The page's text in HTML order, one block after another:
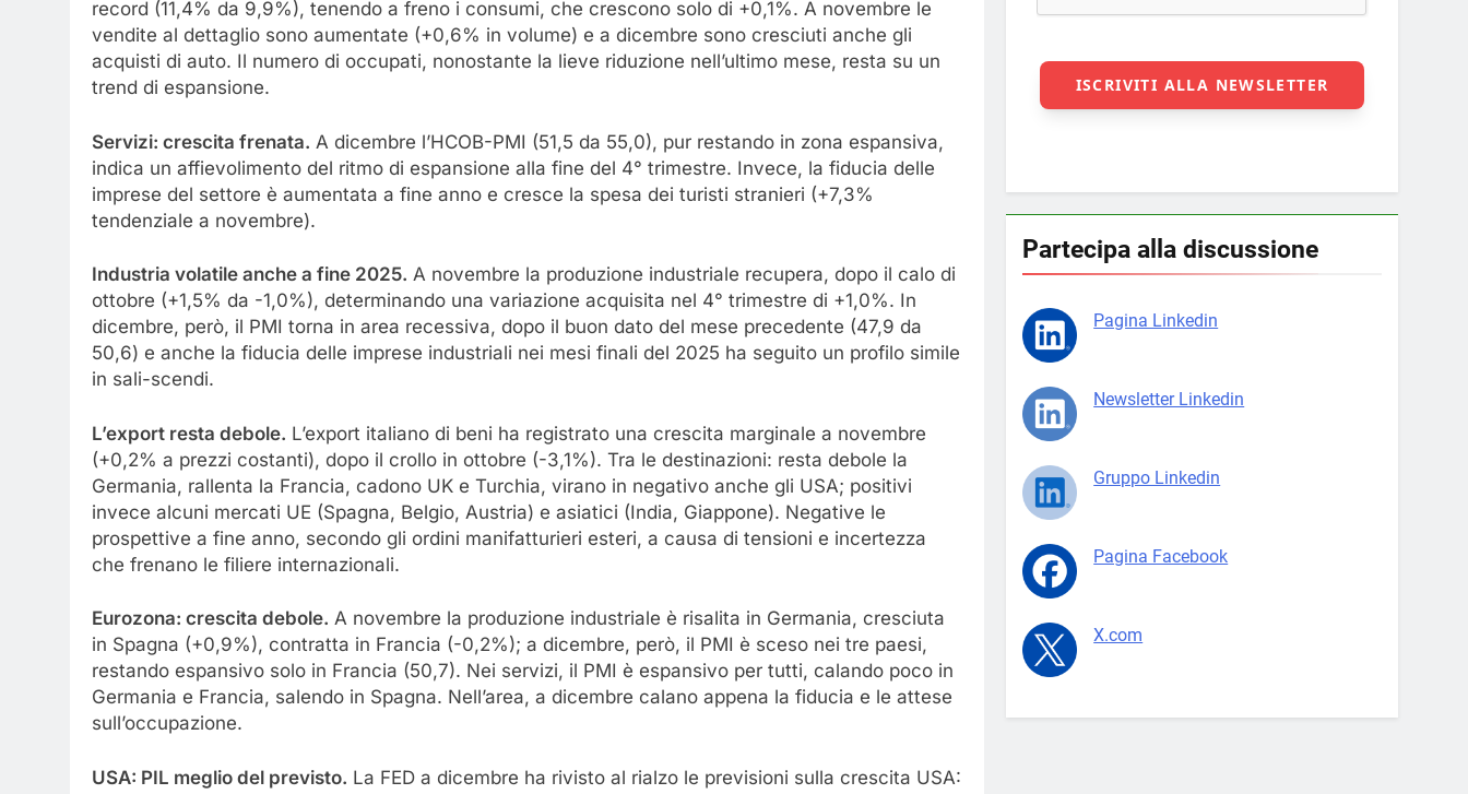
record (11,4% da 9,9%), tenendo a freno i consumi, che crescono solo di +0,1%. A novembre le
vendite al dettaglio sono aumentate (+0,6% in volume) e a dicembre sono cresciuti anche gli
acquisti di auto. Il numero di occupati, nonostante la lieve riduzione nell’ultimo mese, resta su un
trend di espansione.
Servizi: crescita frenata. A dicembre l’HCOB-PMI (51,5 da 55,0), pur restando in zona espansiva,
indica un affievolimento del ritmo di espansione alla fine del 4° trimestre. Invece, la fiducia delle
imprese del settore è aumentata a fine anno e cresce la spesa dei turisti stranieri (+7,3%
tendenziale a novembre).
Industria volatile anche a fine 2025. A novembre la produzione industriale recupera, dopo il calo di
ottobre (+1,5% da -1,0%), determinando una variazione acquisita nel 4° trimestre di +1,0%. In
dicembre, però, il PMI torna in area recessiva, dopo il buon dato del mese precedente (47,9 da
50,6) e anche la fiducia delle imprese industriali nei mesi finali del 2025 ha seguito un profilo simile
in sali-scendi.
L’export resta debole. L’export italiano di beni ha registrato una crescita marginale a novembre
(+0,2% a prezzi costanti), dopo il crollo in ottobre (-3,1%). Tra le destinazioni: resta debole la
Germania, rallenta la Francia, cadono UK e Turchia, virano in negativo anche gli USA; positivi
invece alcuni mercati UE (Spagna, Belgio, Austria) e asiatici (India, Giappone). Negative le
prospettive a fine anno, secondo gli ordini manifatturieri esteri, a causa di tensioni e incertezza
che frenano le filiere internazionali.
Eurozona: crescita debole. A novembre la produzione industriale è risalita in Germania, cresciuta
in Spagna (+0,9%), contratta in Francia (-0,2%); a dicembre, però, il PMI è sceso nei tre paesi,
restando espansivo solo in Francia (50,7). Nei servizi, il PMI è espansivo per tutti, calando poco in
Germania e Francia, salendo in Spagna. Nell’area, a dicembre calano appena la fiducia e le attese
sull’occupazione.
USA: PIL meglio del previsto. La FED a dicembre ha rivisto al rialzo le previsioni sulla crescita USA:
Partecipa alla discussione
Pagina Linkedin
Newsletter Linkedin
Gruppo Linkedin
Pagina Facebook
X.com